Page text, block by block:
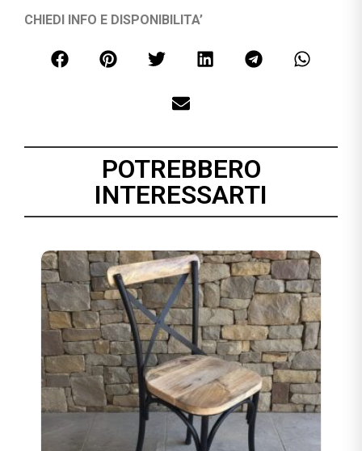
CHIEDI INFO E DISPONIBILITA’
POTREBBERO
INTERESSARTI